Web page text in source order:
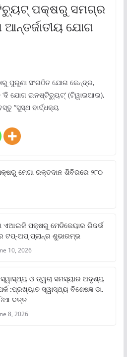
ପକ୍ଷରୁ ସମଗ୍ର
ଯୋଗ
ପୁରୁଣା ସଂଗଠିତ ଯୋଗ କେନ୍ଦ୍ର,
‘ଦି ଯୋଗ ଇନଷ୍ଟିଚ୍ୟୁଟ୍‌’ (ଟିୱାଇଆଇ),
“ସୁସ୍ଥ ବାର୍ଦ୍ଧକ୍ୟ
ମେଗା ରକ୍ତଦାନ ଶିବିରରେ ୨୮୦
ଏଆଇଜି ପକ୍ଷରୁ ମେଡିକେୟାର ରିଜର୍ଭ
ଟପ୍‌-ଅପ୍ ପ୍ଲାନ୍‌ର ଶୁଭାରମ୍ଭ
10, 2026
ଓ ତ୍ୱଚା ସମସ୍ୟାର ଅଦୃଶ୍ୟ
:ପ୍ରଖ୍ୟାତ ସ୍ୱାସ୍ଥ୍ୟ ବିଶେଷଜ୍ଞ ଡା.
ଦତ୍ତ
8, 2026